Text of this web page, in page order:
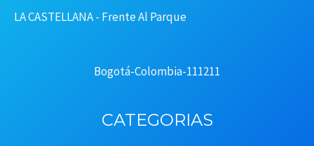
LA CASTELLANA - Frente Al Parque
Bogotá-Colombia-111211
CATEGORIAS